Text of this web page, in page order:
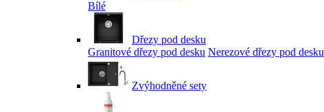
Bílé
Dřezy pod desku
Granitové dřezy pod desku Nerezové dřezy pod desku
Zvýhodněné sety